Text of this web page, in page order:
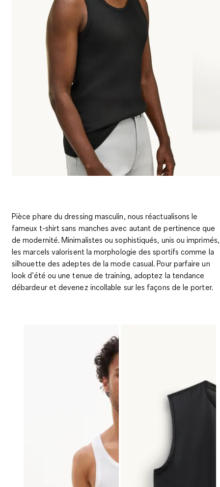
Pièce phare du dressing masculin, nous réactualisons le
fameux t-shirt sans manches avec autant de pertinence que
de modernité. Minimalistes ou sophistiqués, unis ou imprimés,
les marcels valorisent la morphologie des sportifs comme la
silhouette des adeptes de la mode casual. Pour parfaire un
look d’été ou une tenue de training, adoptez la tendance
débardeur et devenez incollable sur les façons de le porter.